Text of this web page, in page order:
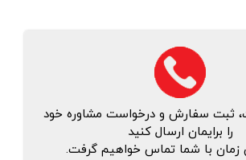
ثبت سفارش و درخواست مشاوره خود
را برایمان ارسال کنید
زمان با شما تماس خواهیم گرفت.